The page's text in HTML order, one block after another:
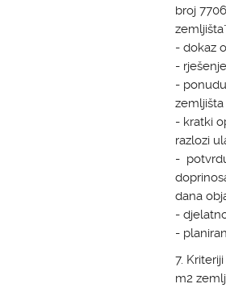
broj
- dokaz
-
-
- kratki
razlozi
-
dana
-
-
7.
m2